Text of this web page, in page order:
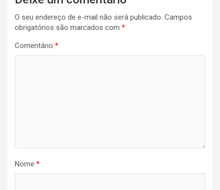
O seu endereço de e-mail não será publicado. Campos
obrigatórios são marcados com *
Comentário *
Nome *